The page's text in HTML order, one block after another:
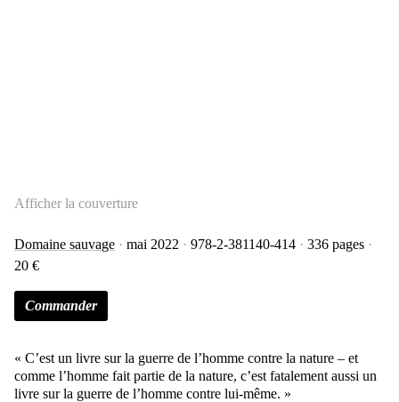
Afficher la couverture
Domaine sauvage mai 2022 978-2-381140-414
336 pages
20 €
Commander
« C’est un livre sur la guerre de l’homme contre la nature – et
comme l’homme fait partie de la nature, c’est fatalement aussi un
livre sur la guerre de l’homme contre lui-même. »